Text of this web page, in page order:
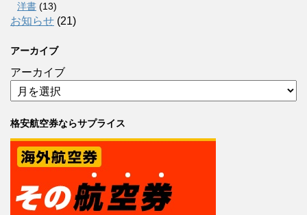
洋書 (13)
お知らせ (21)
アーカイブ
アーカイブ
格安航空券ならサプライス